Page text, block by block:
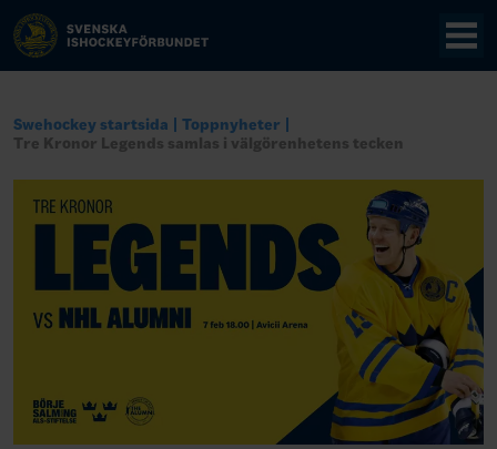
Swehockey startsida
Toppnyheter
Tre Kronor Legends samlas i välgörenhetens tecken